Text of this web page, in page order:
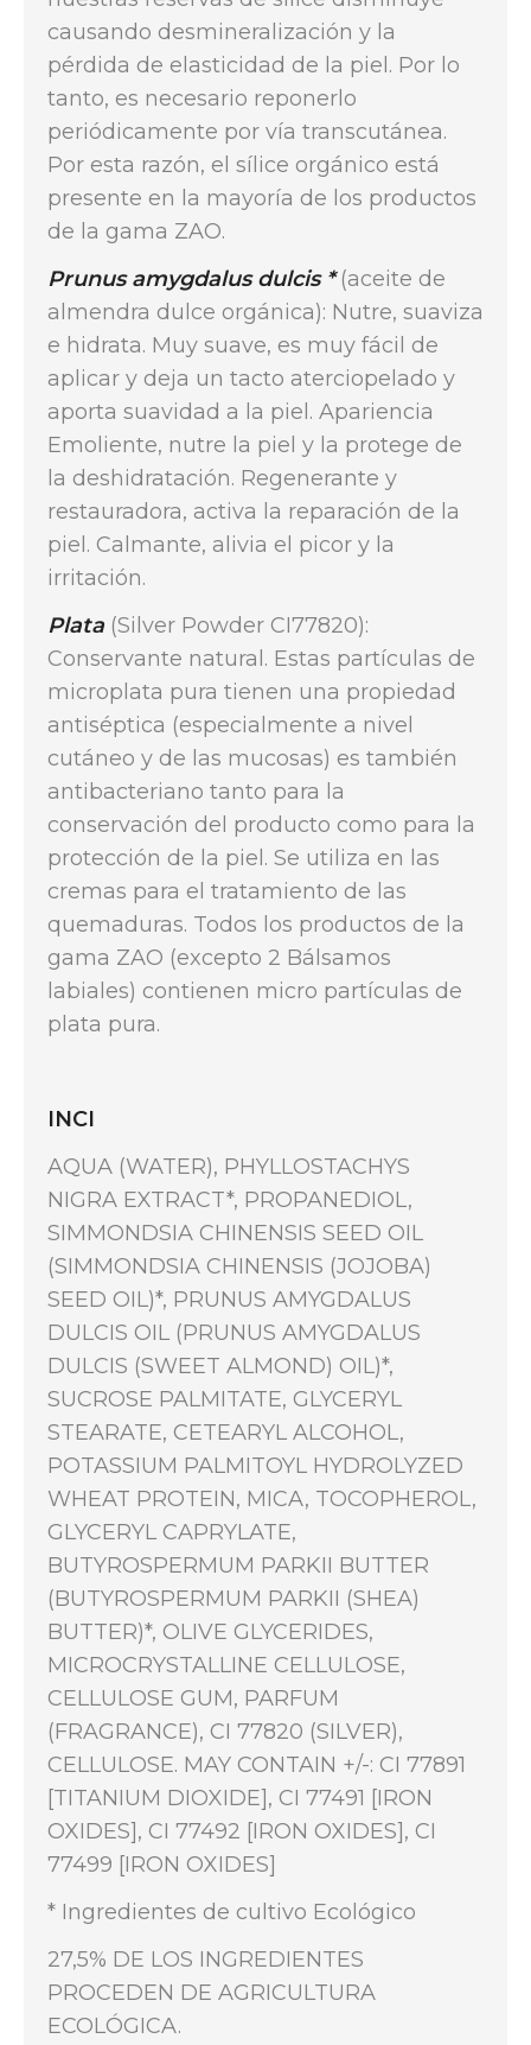
causando desmineralización y la
pérdida de elasticidad de la piel. Por lo
tanto, es necesario reponerlo
periódicamente por vía transcutánea.
Por esta razón, el sílice orgánico está
presente en la mayoría de los productos
de la gama ZAO.
Prunus amygdalus dulcis *(aceite de
almendra dulce orgánica): Nutre, suaviza
e hidrata. Muy suave, es muy fácil de
aplicar y deja un tacto aterciopelado y
aporta suavidad a la piel. Apariencia
Emoliente, nutre la piel y la protege de
la deshidratación. Regenerante y
restauradora, activa la reparación de la
piel. Calmante, alivia el picor y la
irritación.
Plata (Silver Powder CI77820):
Conservante natural. Estas partículas de
microplata pura tienen una propiedad
antiséptica (especialmente a nivel
cutáneo y de las mucosas) es también
antibacteriano tanto para la
conservación del producto como para la
protección de la piel. Se utiliza en las
cremas para el tratamiento de las
quemaduras. Todos los productos de la
gama ZAO (excepto 2 Bálsamos
labiales) contienen micro partículas de
plata pura.
INCI
AQUA (WATER), PHYLLOSTACHYS
NIGRA EXTRACT*, PROPANEDIOL,
SIMMONDSIA CHINENSIS SEED OIL
(SIMMONDSIA CHINENSIS (JOJOBA)
SEED OIL)*, PRUNUS AMYGDALUS
DULCIS OIL (PRUNUS AMYGDALUS
DULCIS (SWEET ALMOND) OIL)*,
SUCROSE PALMITATE, GLYCERYL
STEARATE, CETEARYL ALCOHOL,
POTASSIUM PALMITOYL HYDROLYZED
WHEAT PROTEIN, MICA, TOCOPHEROL,
GLYCERYL CAPRYLATE,
BUTYROSPERMUM PARKII BUTTER
(BUTYROSPERMUM PARKII (SHEA)
BUTTER)*, OLIVE GLYCERIDES,
MICROCRYSTALLINE CELLULOSE,
CELLULOSE GUM, PARFUM
(FRAGRANCE), CI 77820 (SILVER),
CELLULOSE. MAY CONTAIN +/-: CI 77891
[TITANIUM DIOXIDE], CI 77491 [IRON
OXIDES], CI 77492 [IRON OXIDES], CI
77499 [IRON OXIDES]
* Ingredientes de cultivo Ecológico
27,5% DE LOS INGREDIENTES
PROCEDEN DE AGRICULTURA
ECOLÓGICA.